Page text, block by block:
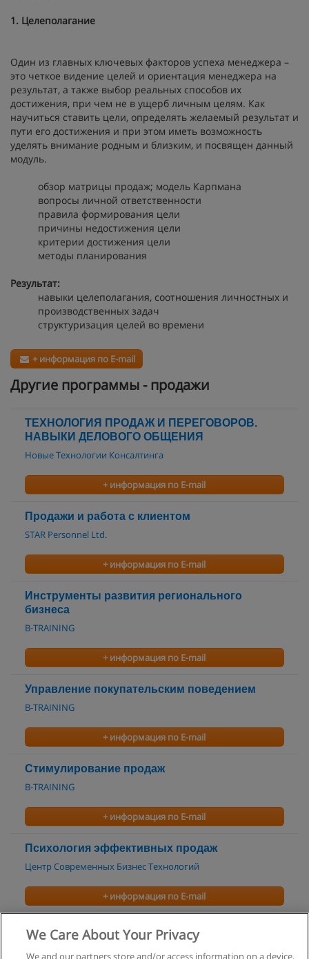
1. Целеполагание
Один из главных ключевых факторов успеха менеджера –
это четкое видение целей и ориентация менеджера на
результат, а также выбор реальных способов их
достижения, при чем не в ущерб личным целям. Как
научиться ставить цели, определять желаемый результат и
пути его достижения и при этом иметь возможность
уделять внимание родным и близким, и посвящен данный
модуль.
обзор матрицы продаж; модель Карпмана
вопросы личной ответственности
правила формирования цели
причины недостижения цели
критерии достижения цели
методы планирования
Результат:
навыки целеполагания, соотношения личностных и
производственных задач
структуризация целей во времени
+ информация по E-mail
Другие программы - продажи
ТЕХНОЛОГИЯ ПРОДАЖ И ПЕРЕГОВОРОВ.
НАВЫКИ ДЕЛОВОГО ОБЩЕНИЯ
Новые Технологии Консалтинга
+ информация по E-mail
Продажи и работа с клиентом
STAR Personnel Ltd.
+ информация по E-mail
Инструменты развития регионального
бизнеса
B-TRAINING
+ информация по E-mail
Управление покупательским поведением
B-TRAINING
+ информация по E-mail
Стимулирование продаж
B-TRAINING
+ информация по E-mail
Психология эффективных продаж
Центр Современных Бизнес Технологий
+ информация по E-mail
Активные продажи
We Care About Your Privacy
We and our partners store and/or access information on a device,